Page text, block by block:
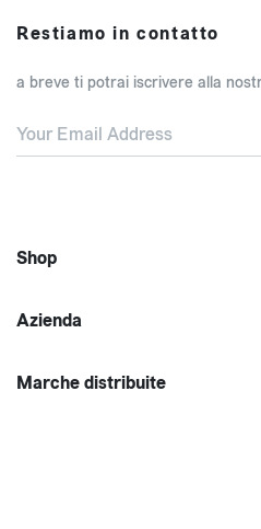
Restiamo in contatto
a breve ti potrai iscrivere alla
Shop
Azienda
Marche distribuite